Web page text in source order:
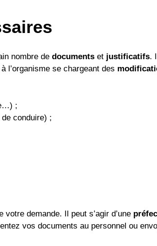
nombre de documents et justificatifs.
l’organisme se chargeant des
;
conduire) ;
demande. Il peut s’agir d’une
vos documents au personnel ou